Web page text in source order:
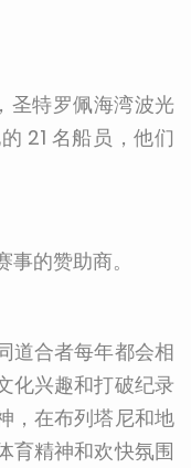
圣特罗佩海湾波光
21 名船员，他们
的赞助商。
道合者每年都会相
化兴趣和打破纪录
，在布列塔尼和地
育精神和欢快氛围